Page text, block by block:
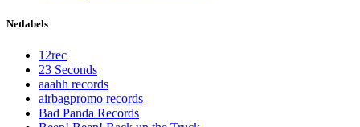
Netlabels
12rec
23 Seconds
aaahh records
airbagpromo records
Bad Panda Records